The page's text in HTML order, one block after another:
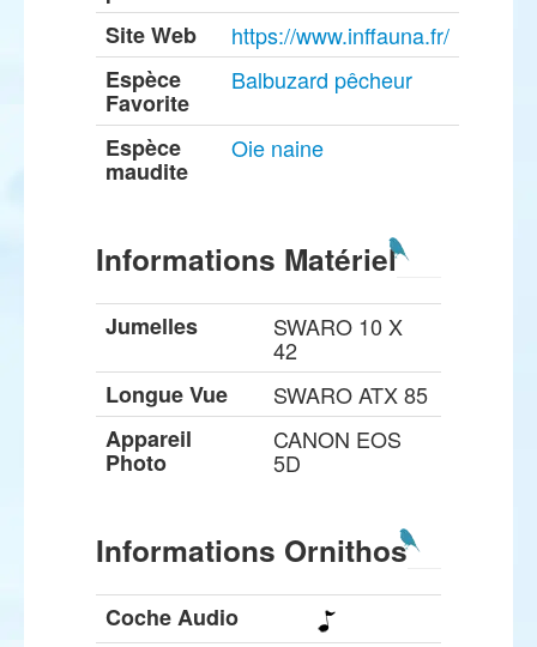
Site Web
https://www.inffauna.fr/
Espèce
Favorite
Balbuzard pêcheur
Espèce
maudite
Oie naine
Informations Matériel
Jumelles SWARO 10 X
42
Longue Vue
SWARO ATX 85
Appareil
Photo
CANON EOS
5D
Informations Ornithos
Coche Audio